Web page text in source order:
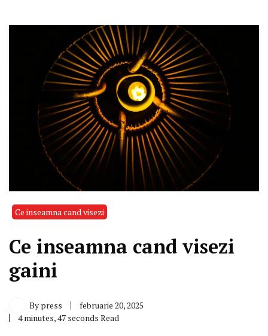
Ce inseamna cand visezi
Ce inseamna cand visezi
gaini
By press
februarie 20, 2025
4 minutes, 47 seconds Read